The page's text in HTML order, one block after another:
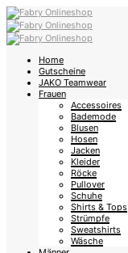
Home
Gutscheine
JAKO Teamwear
Frauen
Accessoires
Bademode
Blusen
Hosen
Jacken
Kleider
Röcke
Pullover
Schuhe
Shirts & Tops
Strümpfe
Sweatshirts
Wäsche